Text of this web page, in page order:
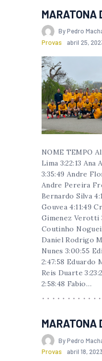
MARATONA
By Pedro
Provas
abril 25,
NOME TEMPO
Lima 3:22:13 Ana
3:35:49 Andre
Andre Pereira
Bernardo Silva
Gouvea 4:11:49
Gimenez Verotti
Coutinho
Daniel Rodrigo
Nunes 3:00:55
2:47:58 Eduardo
Reis Duarte
2:58:48 Fabio…
MARATONA
By Pedro
Provas
abril 18, 2023